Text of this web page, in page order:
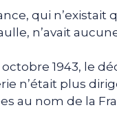
qui
n’avait
octobre 1943, le
n’était plus
au nom de la